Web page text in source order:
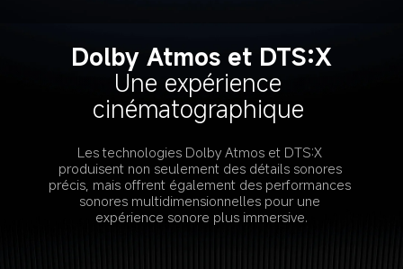
Dolby Atmos et DTS:X
Une expérience
cinématographique
Les technologies Dolby Atmos et DTS:X
produisent non seulement des détails sonores
précis, mais offrent également des performances
sonores multidimensionnelles pour une
expérience sonore plus immersive.